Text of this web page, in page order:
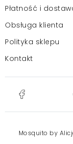
Płatność i
Obsługa klienta
Polityka sklepu
Kontakt
Mosquito by